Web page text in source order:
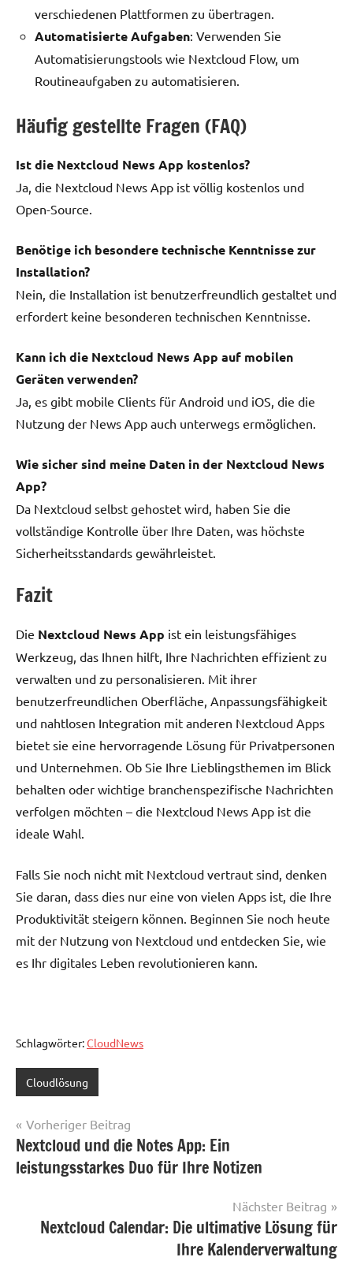
verschiedenen Plattformen zu übertragen.
Automatisierte Aufgaben: Verwenden Sie
Automatisierungstools wie Nextcloud Flow, um
Routineaufgaben zu automatisieren.
Häufig gestellte Fragen (FAQ)
Ist die Nextcloud News App kostenlos?
Ja, die Nextcloud News App ist völlig kostenlos und
Open-Source.
Benötige ich besondere technische Kenntnisse zur
Installation?
Nein, die Installation ist benutzerfreundlich gestaltet und
erfordert keine besonderen technischen Kenntnisse.
Kann ich die Nextcloud News App auf mobilen
Geräten verwenden?
Ja, es gibt mobile Clients für Android und iOS, die die
Nutzung der News App auch unterwegs ermöglichen.
Wie sicher sind meine Daten in der Nextcloud News
App?
Da Nextcloud selbst gehostet wird, haben Sie die
vollständige Kontrolle über Ihre Daten, was höchste
Sicherheitsstandards gewährleistet.
Fazit
Die Nextcloud News App ist ein leistungsfähiges
Werkzeug, das Ihnen hilft, Ihre Nachrichten effizient zu
verwalten und zu personalisieren. Mit ihrer
benutzerfreundlichen Oberfläche, Anpassungsfähigkeit
und nahtlosen Integration mit anderen Nextcloud Apps
bietet sie eine hervorragende Lösung für Privatpersonen
und Unternehmen. Ob Sie Ihre Lieblingsthemen im Blick
behalten oder wichtige branchenspezifische Nachrichten
verfolgen möchten – die Nextcloud News App ist die
ideale Wahl.
Falls Sie noch nicht mit Nextcloud vertraut sind, denken
Sie daran, dass dies nur eine von vielen Apps ist, die Ihre
Produktivität steigern können. Beginnen Sie noch heute
mit der Nutzung von Nextcloud und entdecken Sie, wie
es Ihr digitales Leben revolutionieren kann.
Schlagwörter:CloudNews
Cloudlösung
Beitragsnavigation
Vorheriger Beitrag
Nextcloud und die Notes App: Ein
leistungsstarkes Duo für Ihre Notizen
Nächster Beitrag
Nextcloud Calendar: Die ultimative Lösung für
Ihre Kalenderverwaltung